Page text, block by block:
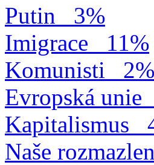
Putin
3%
Imigrace
11%
Komunisti
2%
Evropská unie
Kapitalismus
Naše